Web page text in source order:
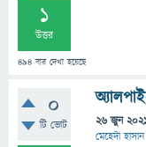
1
উত্তর
494 বার দেখা হয়েছে
0
টি ভোট 26 জুন
মেহেদী হাসান